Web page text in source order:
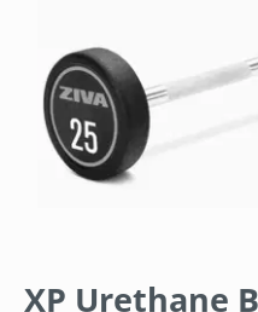
XP Urethane